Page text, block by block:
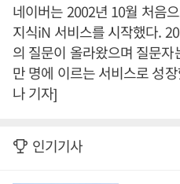
네이버는 2002년 10월 처음
지식iN 서비스를 시작했다.
의 질문이 올라왔으며 질문
만 명에 이르는 서비스로 성
나 기자]
인기기사